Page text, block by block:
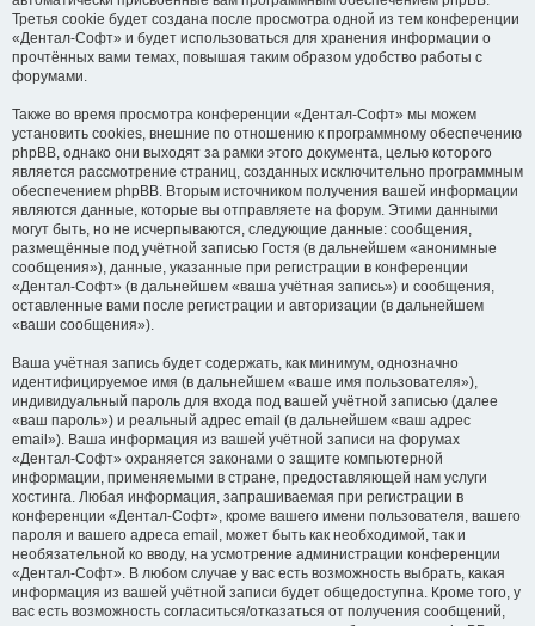
Третья cookie будет создана после просмотра одной из тем конференции
«Дентал-Софт» и будет использоваться для хранения информации о
прочтённых вами темах, повышая таким образом удобство работы с
форумами.
Также во время просмотра конференции «Дентал-Софт» мы можем
установить cookies, внешние по отношению к программному обеспечению
phpBB, однако они выходят за рамки этого документа, целью которого
является рассмотрение страниц, созданных исключительно программным
обеспечением phpBB. Вторым источником получения вашей информации
являются данные, которые вы отправляете на форум. Этими данными
могут быть, но не исчерпываются, следующие данные: сообщения,
размещённые под учётной записью Гостя (в дальнейшем «анонимные
сообщения»), данные, указанные при регистрации в конференции
«Дентал-Софт» (в дальнейшем «ваша учётная запись») и сообщения,
оставленные вами после регистрации и авторизации (в дальнейшем
«ваши сообщения»).
Ваша учётная запись будет содержать, как минимум, однозначно
идентифицируемое имя (в дальнейшем «ваше имя пользователя»),
индивидуальный пароль для входа под вашей учётной записью (далее
«ваш пароль») и реальный адрес email (в дальнейшем «ваш адрес
email»). Ваша информация из вашей учётной записи на форумах
«Дентал-Софт» охраняется законами о защите компьютерной
информации, применяемыми в стране, предоставляющей нам услуги
хостинга. Любая информация, запрашиваемая при регистрации в
конференции «Дентал-Софт», кроме вашего имени пользователя, вашего
пароля и вашего адреса email, может быть как необходимой, так и
необязательной ко вводу, на усмотрение администрации конференции
«Дентал-Софт». В любом случае у вас есть возможность выбрать, какая
информация из вашей учётной записи будет общедоступна. Кроме того, у
вас есть возможность согласиться/отказаться от получения сообщений,